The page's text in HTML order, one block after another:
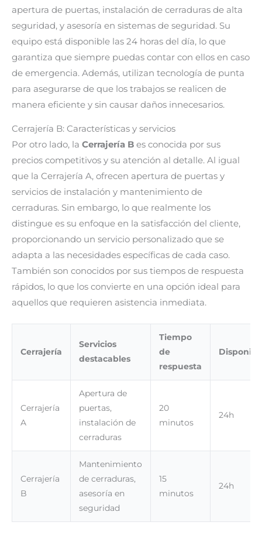
apertura de puertas, instalación de cerraduras de alta
seguridad, y asesoría en sistemas de seguridad. Su
equipo está disponible las 24 horas del día, lo que
garantiza que siempre puedas contar con ellos en caso
de emergencia. Además, utilizan tecnología de punta
para asegurarse de que los trabajos se realicen de
manera eficiente y sin causar daños innecesarios.
Cerrajería B: Características y servicios
Por otro lado, la Cerrajería B es conocida por sus
precios competitivos y su atención al detalle. Al igual
que la Cerrajería A, ofrecen apertura de puertas y
servicios de instalación y mantenimiento de
cerraduras. Sin embargo, lo que realmente los
distingue es su enfoque en la satisfacción del cliente,
proporcionando un servicio personalizado que se
adapta a las necesidades específicas de cada caso.
También son conocidos por sus tiempos de respuesta
rápidos, lo que los convierte en una opción ideal para
aquellos que requieren asistencia inmediata.
Cerrajería
Servicios
destacables
Tiempo
de
respuesta
Cerrajería
A
Apertura de
puertas,
instalación de
cerraduras
20
minutos
24h
Cerrajería
B
Mantenimiento
de cerraduras,
asesoría en
seguridad
15
minutos
24h